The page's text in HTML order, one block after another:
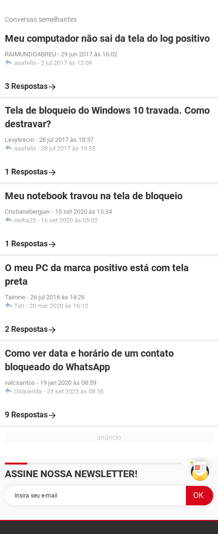
Conversas semelhantes
Meu computador não sai da tela do log positivo
RAIMUNDOABREU - 29 jun 2017 às 16:02
aaafelix - 2 jul 2017 às 12:09
3 Respostas
Tela de bloqueio do Windows 10 travada. Como
destravar?
Levylescio - 28 jul 2017 às 18:37
aaafelix - 28 jul 2017 às 19:35
1 Respostas
Meu notebook travou na tela de bloqueio
Cristianeberguer - 15 set 2020 às 15:34
ninha25 - 16 set 2020 às 05:02
1 Respostas
O meu PC da marca positivo está com tela
preta
Tairone - 26 jul 2016 às 14:26
Tati - 20 mar 2020 às 16:12
2 Respostas
Como ver data e horário de um contato
bloqueado do WhatsApp
valcsantos - 19 jan 2020 às 08:59
Oiiquerida - 23 set 2023 às 08:56
9 Respostas
ASSINE NOSSA NEWSLETTER!